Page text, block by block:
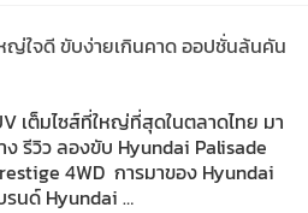
ญ่ใจดี ขับง่ายเกินคาด ออปชั่นล้นคัน
เต็มไซส์ที่ใหญ่ที่สุดในตลาดไทย มา
รีวิว ลองขับ Hyundai Palisade
4WD การมาของ Hyundai
นด์ Hyundai …